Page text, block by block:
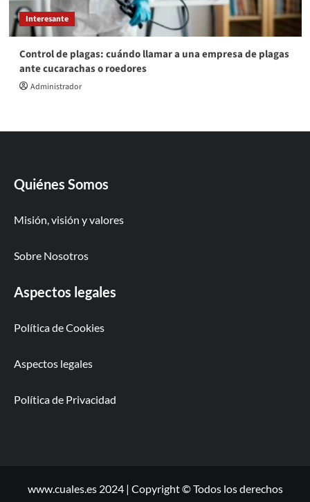
Interesante
Control de plagas: cuándo llamar a una empresa de plagas
ante cucarachas o roedores
Administrador
Quiénes Somos
Misión, visión y valores
Sobre Nosotros
Aspectos legales
Política de Cookies
Aspectos legales
Política de Privacidad
www.cuales.es 2024 | Copyright © Todos los derechos